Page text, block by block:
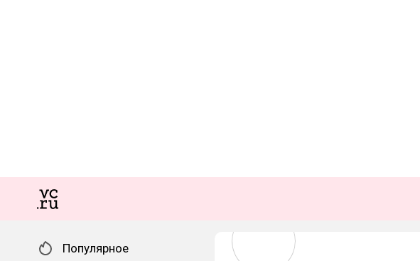
Популярное